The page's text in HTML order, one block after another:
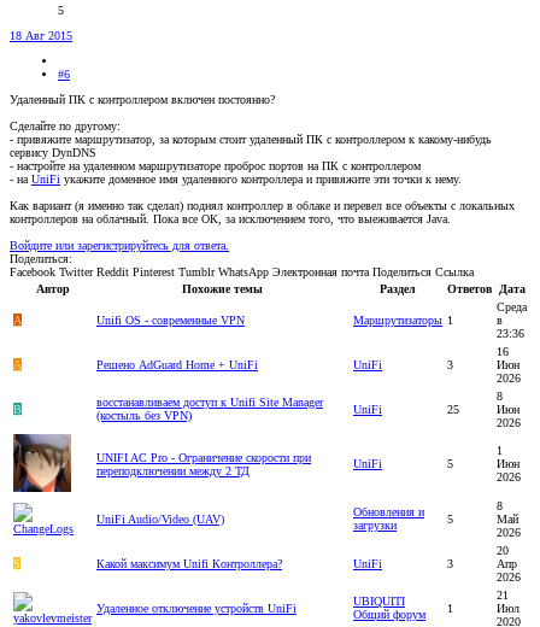
5
18 Авг 2015
#6
Удаленный ПК с контроллером включен постоянно?
Сделайте по другому:
- привяжите маршрутизатор, за которым стоит удаленный ПК с контроллером к какому-нибудь
сервису DynDNS
- настройте на удаленном маршрутизаторе проброс портов на ПК с контроллером
- на UniFi укажите доменное имя удаленного контроллера и привяжите эти точки к нему.
Как вариант (я именно так сделал) поднял контроллер в облаке и перевел все объекты с локальных
контроллеров на облачный. Пока все ОК, за исключением того, что выеживается Java.
Войдите или зарегистрируйтесь для ответа.
Поделиться:
Facebook Twitter Reddit Pinterest Tumblr WhatsApp Электронная почта Поделиться Ссылка
Автор
Похожие темы Раздел Ответов Дата
A Unifi OS - современные VPN Маршрутизаторы 1
Среда
в
23:36
A Решено AdGuard Home + UniFi UniFi 3
16
Июн
2026
B
восстанавливаем доступ к Unifi Site Manager
(костыль без VPN)
UniFi 25
8
Июн
2026
UNIFI AC Pro - Ограничение скорости при
переподключении между 2 ТД
UniFi 5
1
Июн
2026
UniFi Audio/Video (UAV)
Обновления и
загрузки
5
8
Май
2026
S Какой максимум Unifi Контроллера? UniFi 3
20
Апр
2026
Удаленное отключение устройств UniFi
UBIQUITI
Общий форум
1
21
Июл
2020